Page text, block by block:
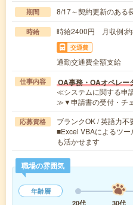
期間 8/17～契約更新のある
時給 時給2400円 月収例:約
交通費
通勤交通費全額支給
仕事内容 OA事務・OAオペレー
≪システムに関する申
≫▼申請書の受付・チ
応募資格
ブランクOK / 英語力不
■Excel VBAによるツ
も活かせます
職場の雰囲気
年齢層
20代
30代